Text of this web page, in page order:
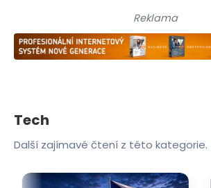
Reklama
Tech
Další zajímavé čtení z této kategorie.